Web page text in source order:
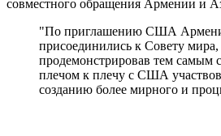
совместного обращения Армении и
"По приглашению США
присоединились к Совету мира,
продемонстрировав тем самым
плечом к плечу с США
созданию более мирного и